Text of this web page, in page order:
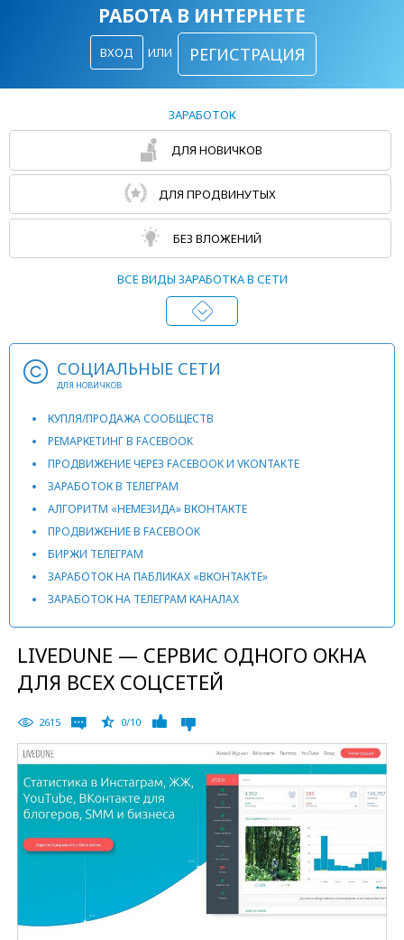
РАБОТА В ИНТЕРНЕТЕ
ВХОД ИЛИ РЕГИСТРАЦИЯ
ЗАРАБОТОК
ДЛЯ НОВИЧКОВ
ДЛЯ ПРОДВИНУТЫХ
БЕЗ ВЛОЖЕНИЙ
ВСЕ ВИДЫ ЗАРАБОТКА В СЕТИ
СОЦИАЛЬНЫЕ СЕТИ
ДЛЯ НОВИЧКОВ
КУПЛЯ/ПРОДАЖА СООБЩЕСТВ
РЕМАРКЕТИНГ В FACEBOOK
ПРОДВИЖЕНИЕ ЧЕРЕЗ FACEBOOK И VKONTAKTE
ЗАРАБОТОК В ТЕЛЕГРАМ
АЛГОРИТМ «НЕМЕЗИДА» ВКОНТАКТЕ
ПРОДВИЖЕНИЕ В FACEBOOK
БИРЖИ ТЕЛЕГРАМ
ЗАРАБОТОК НА ПАБЛИКАХ «ВКОНТАКТЕ»
ЗАРАБОТОК НА ТЕЛЕГРАМ КАНАЛАХ
LIVEDUNE — СЕРВИС ОДНОГО ОКНА
ДЛЯ ВСЕХ СОЦСЕТЕЙ
2615 0/10